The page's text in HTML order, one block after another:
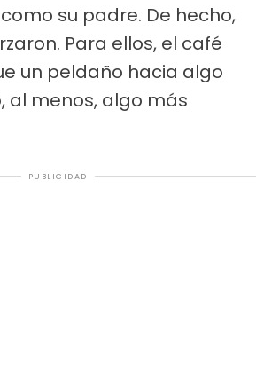
su padre. De hecho,
Para ellos, el café
un peldaño hacia algo
al menos, algo más
PUBLICIDAD